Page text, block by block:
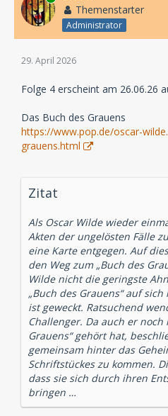
Themenstarter
Administrator
29. April 2026
Folge 4 erscheint am 26.06.26
Das Buch des Grauens
https://www.pop.de/oscar-
grauens.html
Zitat
Als Oscar Wilde wieder
Akten der ungelösten Fälle
eine Karte entgegen. Auf
den Weg zum „Buch des
Wilde nicht die geringste
„Buch des Grauens“ auf
ist geweckt. Ratsuchend
Challenger. Da auch er noch
Grauens“ gehört hat,
gemeinsam hinter das
Schriftstückes zu kommen.
dass sie sich durch ihren
bringen …